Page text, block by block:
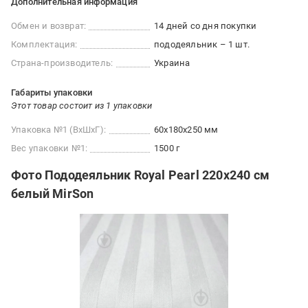
Обмен и возврат:
14 дней со дня покупки
Комплектация:
пододеяльник – 1 шт.
Страна-производитель:
Украина
Габариты упаковки
Этот товар состоит из 1 упаковки
Упаковка №1 (ВхШхГ):
60x180x250 мм
Вес упаковки №1:
1500 г
Фото Пододеяльник Royal Pearl 220x240 см
белый MirSon